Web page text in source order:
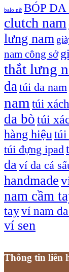
balo nữ BÓP
clutch nam
lưng nam
nam công sở
thắt lưng
datúi da nam
nam túi
da bòtúi
hàng hiệutúi
túi đựng ipad
daví da cá
handmade
nam cầm
tayví nam
ví sen
Thông tin liên